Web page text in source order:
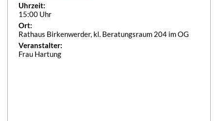
Uhrzeit:
15:00 Uhr
Ort:
Rathaus Birkenwerder, kl. Beratungsraum 204 im OG
Veranstalter:
Frau Hartung